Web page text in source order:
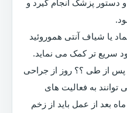
و دستور پزشک انجام گیرد و
یا شیاف آنتی هموروئید
سریع تر کمک می نماید.
پس از طی ؟؟ روز از جراحی
توانند به فعالیت های
بعد از عمل باید از زخم